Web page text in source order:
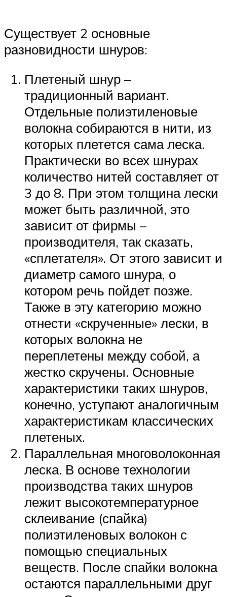
Существует 2 основные
разновидности шнуров:
Плетеный шнур –
традиционный вариант.
Отдельные полиэтиленовые
волокна собираются в нити, из
которых плетется сама леска.
Практически во всех шнурах
количество нитей составляет от
3 до 8. При этом толщина лески
может быть различной, это
зависит от фирмы –
производителя, так сказать,
«сплетателя». От этого зависит и
диаметр самого шнура, о
котором речь пойдет позже.
Также в эту категорию можно
отнести «скрученные» лески, в
которых волокна не
переплетены между собой, а
жестко скручены. Основные
характеристики таких шнуров,
конечно, уступают аналогичным
характеристикам классических
плетеных.
Параллельная многоволоконная
леска. В основе технологии
производства таких шнуров
лежит высокотемпературное
склеивание (спайка)
полиэтиленовых волокон с
помощью специальных
веществ. После спайки волокна
остаются параллельными друг